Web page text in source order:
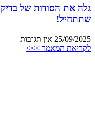
גלה את הסודות של
שתתחיל!
25/09/2025 אין תגובות
לקריאת המאמר >>>